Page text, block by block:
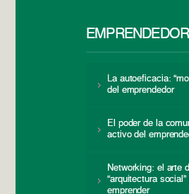
La autoeficacia:
del emprendedor
El poder de la
activo del
Networking: el arte
“arquitectura social”
emprender